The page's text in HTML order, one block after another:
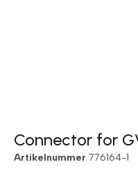
Connector for
Artikelnummer 776164-1